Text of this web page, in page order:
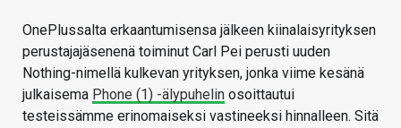
OnePlussalta erkaantumisensa jälkeen kiinalaisyrityksen
perustajajäsenenä toiminut Carl Pei perusti uuden
Nothing-nimellä kulkevan yrityksen, jonka viime kesänä
julkaisema Phone (1) -älypuhelin osoittautui
testeissämme erinomaiseksi vastineeksi hinnalleen. Sitä